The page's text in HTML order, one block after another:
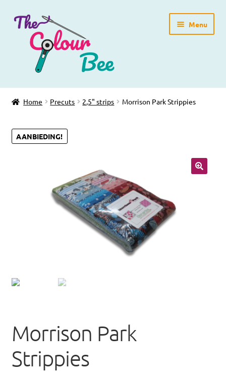
Ga
door
navigatie
Ga
direct
inhoud
Menu
Home
Blog
Gratis Patronen
Home Precuts 2,5" strips Morrison Park Strippies
AANBIEDING!
Morrison Park
Strippies